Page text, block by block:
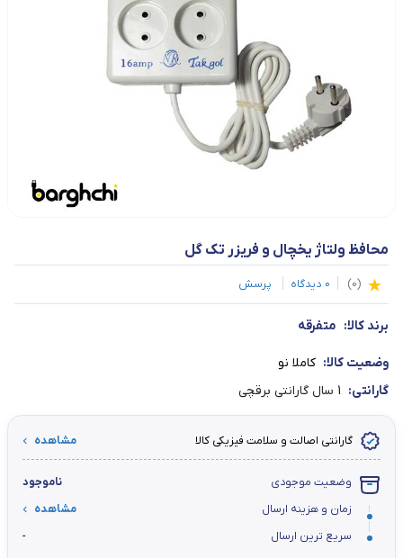
محافظ ولتاژ یخچال و فریزر تک گل
(
0
)
0 دیدگاه پرسش
برند کالا: متفرقه
وضعیت کالا: کاملا نو
گارانتی: 1 سال گارانتی برقچی
گارانتی اصالت و سلامت فیزیکی کالا مشاهده
وضعیت موجودی
ناموجود
زمان و هزینه ارسال
مشاهده
سریع ترین ارسال
-